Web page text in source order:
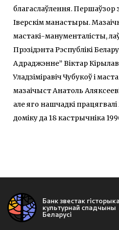
благаслаўлення. Першаўзор
Іверскім манастыры.
мастакі-манументалісты,
Прэзідэнта Рэспублікі
Адраджэнне” Віктар
Уладзіміравіч Чубукоў і
мазаічыст Анатоль
але яго нашчадкі
доміку да 18 кастрычніка
Банк звестак
культурнай спадчыны
Беларусі